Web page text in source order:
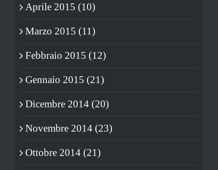
Aprile 2015 (10)
Marzo 2015 (11)
Febbraio 2015 (12)
Gennaio 2015 (21)
Dicembre 2014 (20)
Novembre 2014 (23)
Ottobre 2014 (21)